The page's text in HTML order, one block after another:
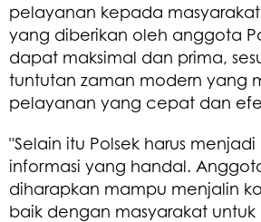
pelayanan kepada
yang diberikan oleh anggota
dapat maksimal dan prima,
tuntutan zaman modern yang
pelayanan yang cepat dan
"Selain itu Polsek harus menjadi
informasi yang handal.
diharapkan mampu menjalin
baik dengan masyarakat